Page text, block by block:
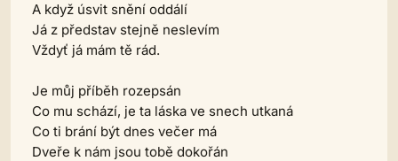
A když úsvit snění oddálí
Já z představ stejně neslevím
Vždyť já mám tě rád.
Je můj příběh rozepsán
Co mu schází, je ta láska ve snech utkaná
Co ti brání být dnes večer má
Dveře k nám jsou tobě dokořán